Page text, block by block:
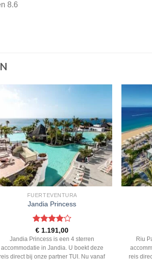
8.6
FUERTEVENTURA
Jandia Princess
Gewaardeerd
4uit 5
€ 1.191,00
Jandia Princess is een 4 sterren
accommodatie in Jandia. U boekt deze
direct bij onze partner TUI. Nu vanaf
Riu
reis